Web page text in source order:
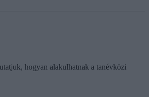
hogyan alakulhatnak a tanévközi